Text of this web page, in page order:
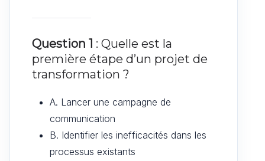
Question 1 : Quelle est la
première étape d’un projet de
transformation ?
A. Lancer une campagne de
communication
B. Identifier les inefficacités dans les
processus existants